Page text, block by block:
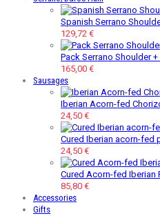
Spanish Serrano
129,72 €
Pack Serrano Shoulder +
165,00 €
Sausages
Iberian Acorn-fed
24,50 €
Cured Iberian acorn-fed
24,50 €
Cured Acorn-fed Iberian
85,80 €
Accessories
Gifts